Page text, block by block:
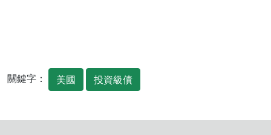
關鍵字： 美國 投資級債